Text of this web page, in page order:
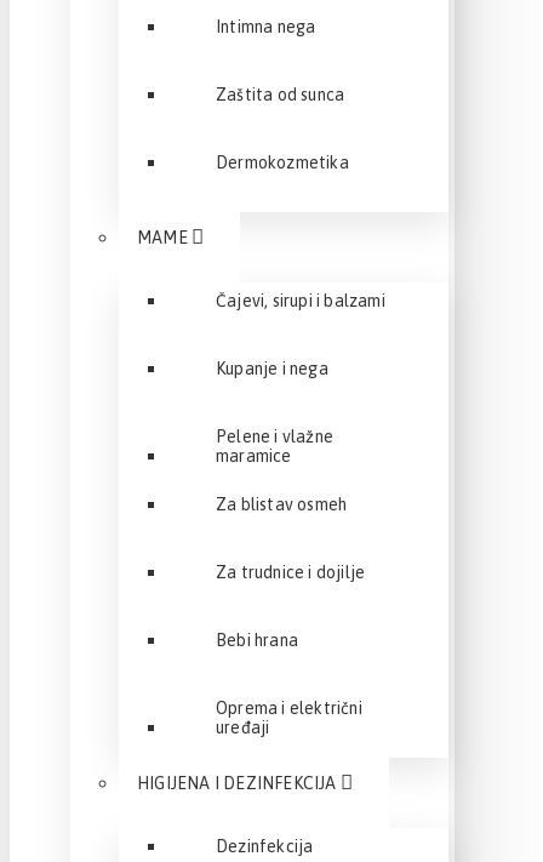
Intimna nega
Zaštita od sunca
Dermokozmetika
MAME
Čajevi, sirupi i balzami
Kupanje i nega
Pelene i vlažne
maramice
Za blistav osmeh
Za trudnice i dojilje
Bebi hrana
Oprema i električni
uređaji
HIGIJENA I DEZINFEKCIJA
Dezinfekcija